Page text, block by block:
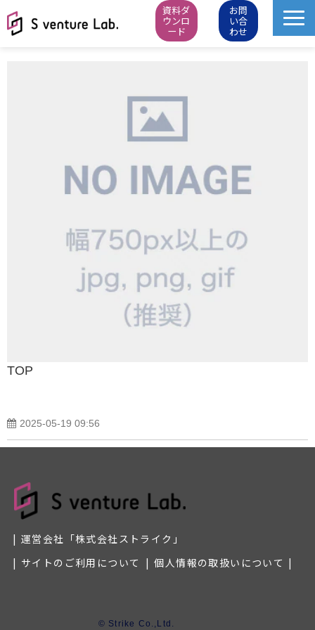
資料ダ
ウンロ
ード
お問
い合
わせ
スタートアップピッチ
M&Aニュース
お知らせ・イベントレポート
TOP
2025-05-19 09:56
運営会社「株式会社ストライク」
サイトのご利用について
個人情報の取扱いについて
© Strike Co.,Ltd.